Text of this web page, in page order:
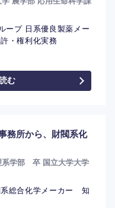
ープ 日系優良製薬メー
・権利化実務
む
務所から、財閥系化
学部 卒 国立大学大学
総合化学メーカー 知